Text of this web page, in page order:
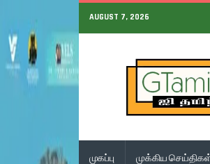
AUGUST 7, 2026
முகப்பு முக்கிய